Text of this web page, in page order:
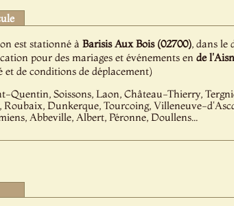
est stationné à Barisis Aux Bois (02700), dans le
pour des mariages et événements en de
et de conditions de déplacement)
Quentin, Soissons, Laon, Château-Thierry,
Dunkerque, Tourcoing, Villeneuve-
Abbeville, Albert, Péronne, Doullens...